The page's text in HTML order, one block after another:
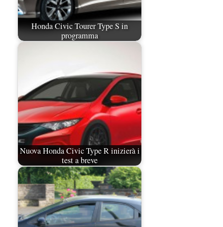
Honda Civic Tourer Type S in
programma
Nuova Honda Civic Type R inizierà i
test a breve